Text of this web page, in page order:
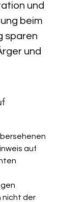
und
beim
sparen
und
auf
nicht der